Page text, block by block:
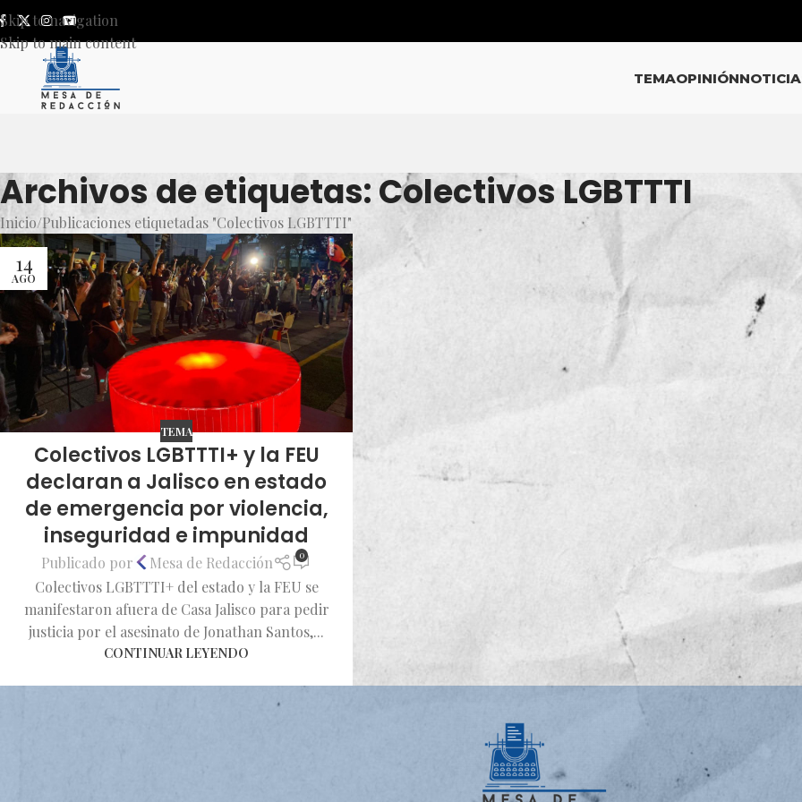
Skip to navigation
Skip to main content
TEMAOPINIÓN
Archivos de etiquetas: Colectivos LGBTTTI
Inicio Publicaciones etiquetadas "Colectivos LGBTTTI"
14
AGO
TEMA
Colectivos LGBTTTI+ y la FEU
declaran a Jalisco en estado
de emergencia por violencia,
inseguridad e impunidad
Publicado por Mesa de Redacción 0
Colectivos LGBTTTI+ del estado y la FEU se
manifestaron afuera de Casa Jalisco para pedir
justicia por el asesinato de Jonathan Santos,...
CONTINUAR LEYENDO